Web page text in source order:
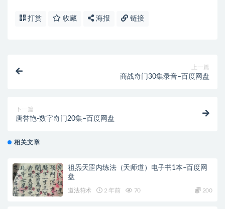
打赏 收藏 海报 链接
上一篇
商战奇门30集录音–百度网盘
下一篇
唐誉艳-数字奇门20集–百度网盘
相关文章
祖炁天罡内练法（天师道）电子书1本–百度网
盘
道法符术 2 年前 70 200